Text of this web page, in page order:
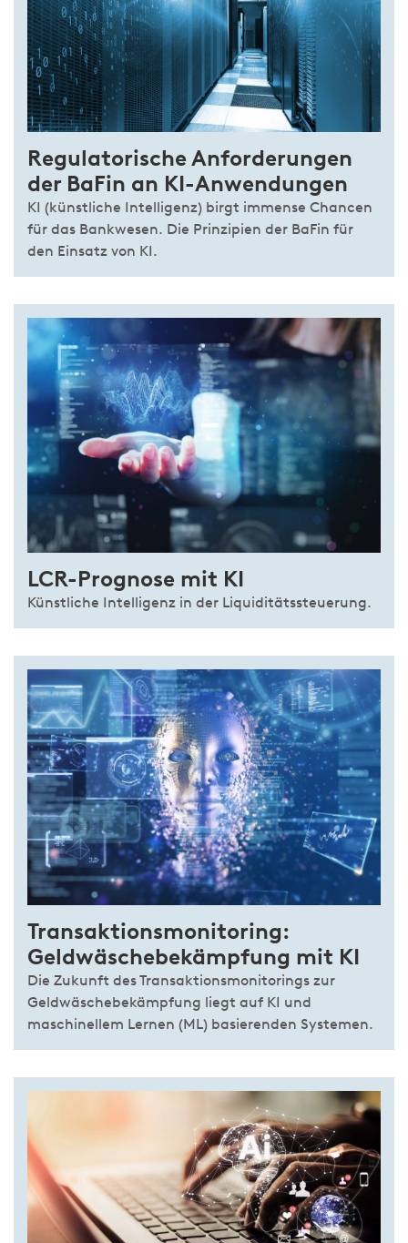
Regulatorische Anforderungen
der BaFin an KI-Anwendungen
KI (künstliche Intelligenz) birgt immense Chancen
für das Bankwesen. Die Prinzipien der BaFin für
den Einsatz von KI.
LCR-Prognose mit KI
Künstliche Intelligenz in der Liquiditätssteuerung.
Transaktionsmonitoring:
Geldwäschebekämpfung mit KI
Die Zukunft des Transaktionsmonitorings zur
Geldwäschebekämpfung liegt auf KI und
maschinellem Lernen (ML) basierenden Systemen.